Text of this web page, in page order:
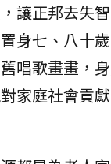
讓正邦去失
身七、八十
唱歌畫畫，
家庭社會貢